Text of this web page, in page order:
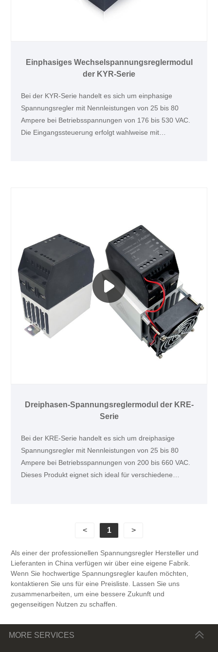
Einphasiges Wechselspannungsreglermodul
der KYR-Serie
Bei der KYR-Serie handelt es sich um einphasige
Spannungsregler mit Nennleistungen von 25 bis 80
Ampere bei Betriebsspannungen von 176 bis 530 VAC.
Die Eingangssteuerung erfolgt wahlweise mit
Dreiphasen-Spannungsreglermodul der KRE-
Serie
Bei der KRE-Serie handelt es sich um dreiphasige
Spannungsregler mit Nennleistungen von 25 bis 80
Ampere bei Betriebsspannungen von 200 bis 660 VAC.
Dieses Produkt eignet sich ideal für verschiedene
< 1 >
Als einer der professionellen Spannungsregler Hersteller und
Lieferanten in China verfügen wir über eine eigene Fabrik.
Wenn Sie hochwertige Spannungsregler kaufen möchten,
kontaktieren Sie uns für eine Preisliste. Lassen Sie uns
zusammenarbeiten, um eine bessere Zukunft und
gegenseitigen Nutzen zu schaffen.
MORE SERVICES